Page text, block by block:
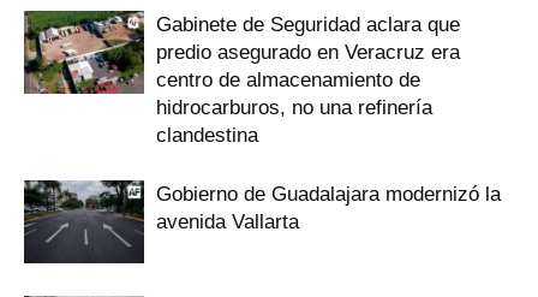
Gabinete de Seguridad aclara que
predio asegurado en Veracruz era
centro de almacenamiento de
hidrocarburos, no una refinería
clandestina
Gobierno de Guadalajara modernizó la
avenida Vallarta